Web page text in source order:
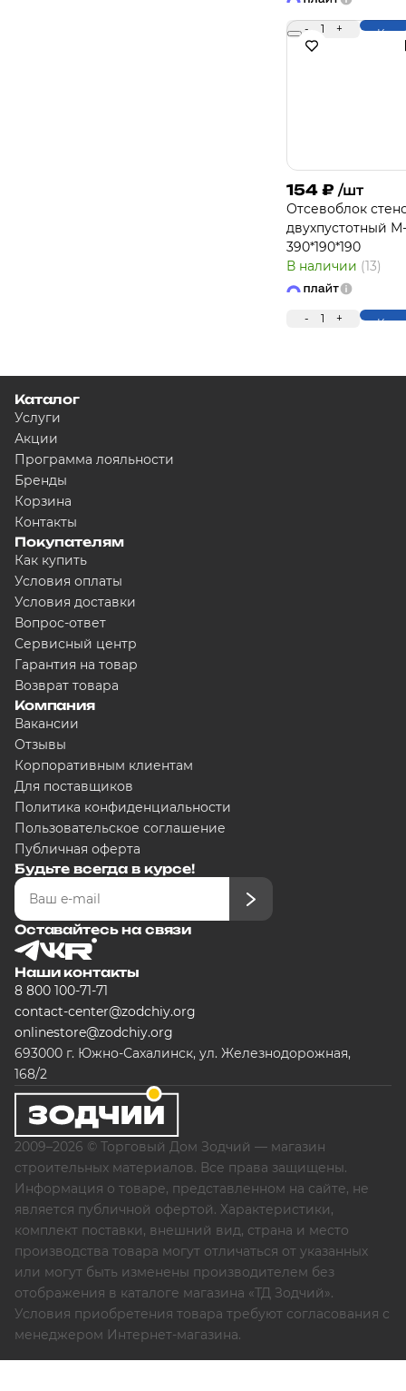
- 1 +
154 ₽ /шт
Отсевоблок
двухпустотный
390*190*190
В наличии (13)
- 1 +
Каталог
Услуги
Акции
Программа лояльности
Бренды
Корзина
Контакты
Покупателям
Как купить
Условия оплаты
Условия доставки
Вопрос-ответ
Сервисный центр
Гарантия на товар
Возврат товара
Компания
Вакансии
Отзывы
Корпоративным клиентам
Для поставщиков
Политика конфиденциальности
Пользовательское соглашение
Публичная оферта
Будьте всегда в курсе!
Оставайтесь на связи
Наши контакты
8 800 100-71-71
contact-center@zodchiy.org
onlinestore@zodchiy.org
693000 г. Южно-Сахалинск, ул. Железнодорожная,
168/2
2009–2026 © Торговый Дом Зодчий — магазин
строительных материалов. Все права защищены.
Информация о товаре, представленном на сайте, не
является публичной офертой. Характеристики,
комплект поставки, внешний вид, страна и место
производства товара могут отличаться от указанных
или могут быть изменены производителем без
отображения в каталоге магазина «ТД Зодчий».
Условия приобретения товара требуют согласования с
менеджером Интернет-магазина.